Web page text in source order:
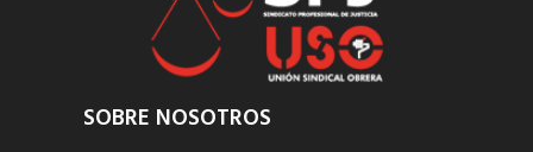
SOBRE NOSOTROS